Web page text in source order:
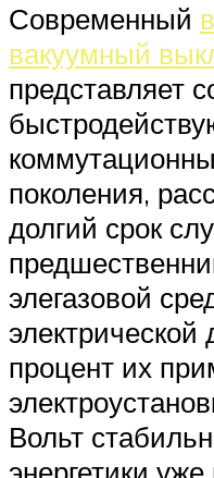
Современный
вакуумный
представляет
поколения,
долгий срок
элегазовой
электрической
процент их
Вольт